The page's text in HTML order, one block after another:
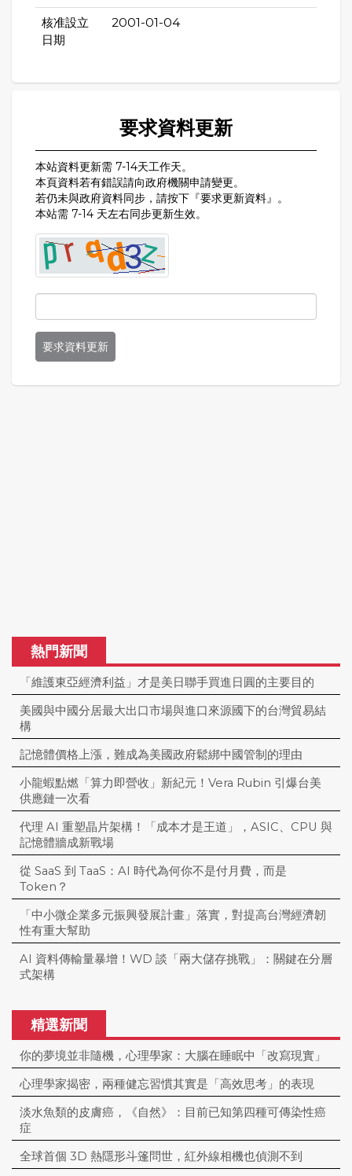
核准設立
日期
2001-01-04
要求資料更新
本站資料更新需 7-14天工作天。
本頁資料若有錯誤請向政府機關申請變更。
若仍未與政府資料同步，請按下『要求更新資料』。
本站需 7-14 天左右同步更新生效。
要求資料更新
熱門新聞
「維護東亞經濟利益」才是美日聯手買進日圓的主要目的
美國與中國分居最大出口市場與進口來源國下的台灣貿易結
構
記憶體價格上漲，難成為美國政府鬆綁中國管制的理由
小龍蝦點燃「算力即營收」新紀元！Vera Rubin 引爆台美
供應鏈一次看
代理 AI 重塑晶片架構！「成本才是王道」，ASIC、CPU 與
記憶體牆成新戰場
從 SaaS 到 TaaS：AI 時代為何你不是付月費，而是
Token？
「中小微企業多元振興發展計畫」落實，對提高台灣經濟韌
性有重大幫助
AI 資料傳輸量暴增！WD 談「兩大儲存挑戰」：關鍵在分層
式架構
精選新聞
你的夢境並非隨機，心理學家：大腦在睡眠中「改寫現實」
心理學家揭密，兩種健忘習慣其實是「高效思考」的表現
淡水魚類的皮膚癌，《自然》：目前已知第四種可傳染性癌
症
全球首個 3D 熱隱形斗篷問世，紅外線相機也偵測不到